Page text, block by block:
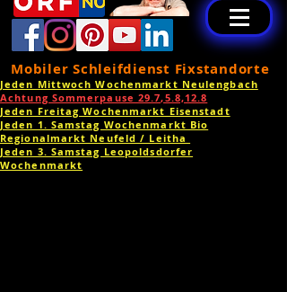
Mobiler Schleifdienst Fixstandorte
Jeden Mittwoch Wochenmarkt Neulengbach
Achtung Sommerpause 29.7,5.8,12.8
Jeden Freitag Wochenmarkt Eisenstadt
Jeden 1. Samstag Wochenmarkt Bio
Regionalmarkt Neufeld / Leitha
Jeden 3. Samstag Leopoldsdorfer
Wochenmarkt